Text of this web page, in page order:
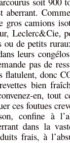
aberrant.
gros camions
Leclerc&Cie,
de petits
leurs
pas de
flatulent, donc
bien
en, tout
ces foutues
confine à
dans la
frais, à